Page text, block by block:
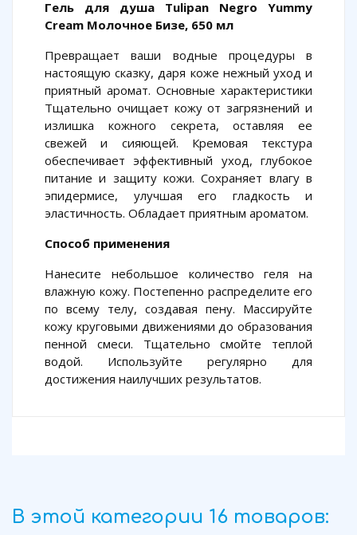
Гель для душа Tulipan Negro Yummy
Cream Молочное Бизе, 650 мл
Превращает ваши водные процедуры в
настоящую сказку, даря коже нежный уход и
приятный аромат. Основные характеристики
Тщательно очищает кожу от загрязнений и
излишка кожного секрета, оставляя ее
свежей и сияющей. Кремовая текстура
обеспечивает эффективный уход, глубокое
питание и защиту кожи. Сохраняет влагу в
эпидермисе, улучшая его гладкость и
эластичность. Обладает приятным ароматом.
Способ применения
Нанесите небольшое количество геля на
влажную кожу. Постепенно распределите его
по всему телу, создавая пену. Массируйте
кожу круговыми движениями до образования
пенной смеси. Тщательно смойте теплой
водой. Используйте регулярно для
достижения наилучших результатов.
В этой категории 16 товаров: